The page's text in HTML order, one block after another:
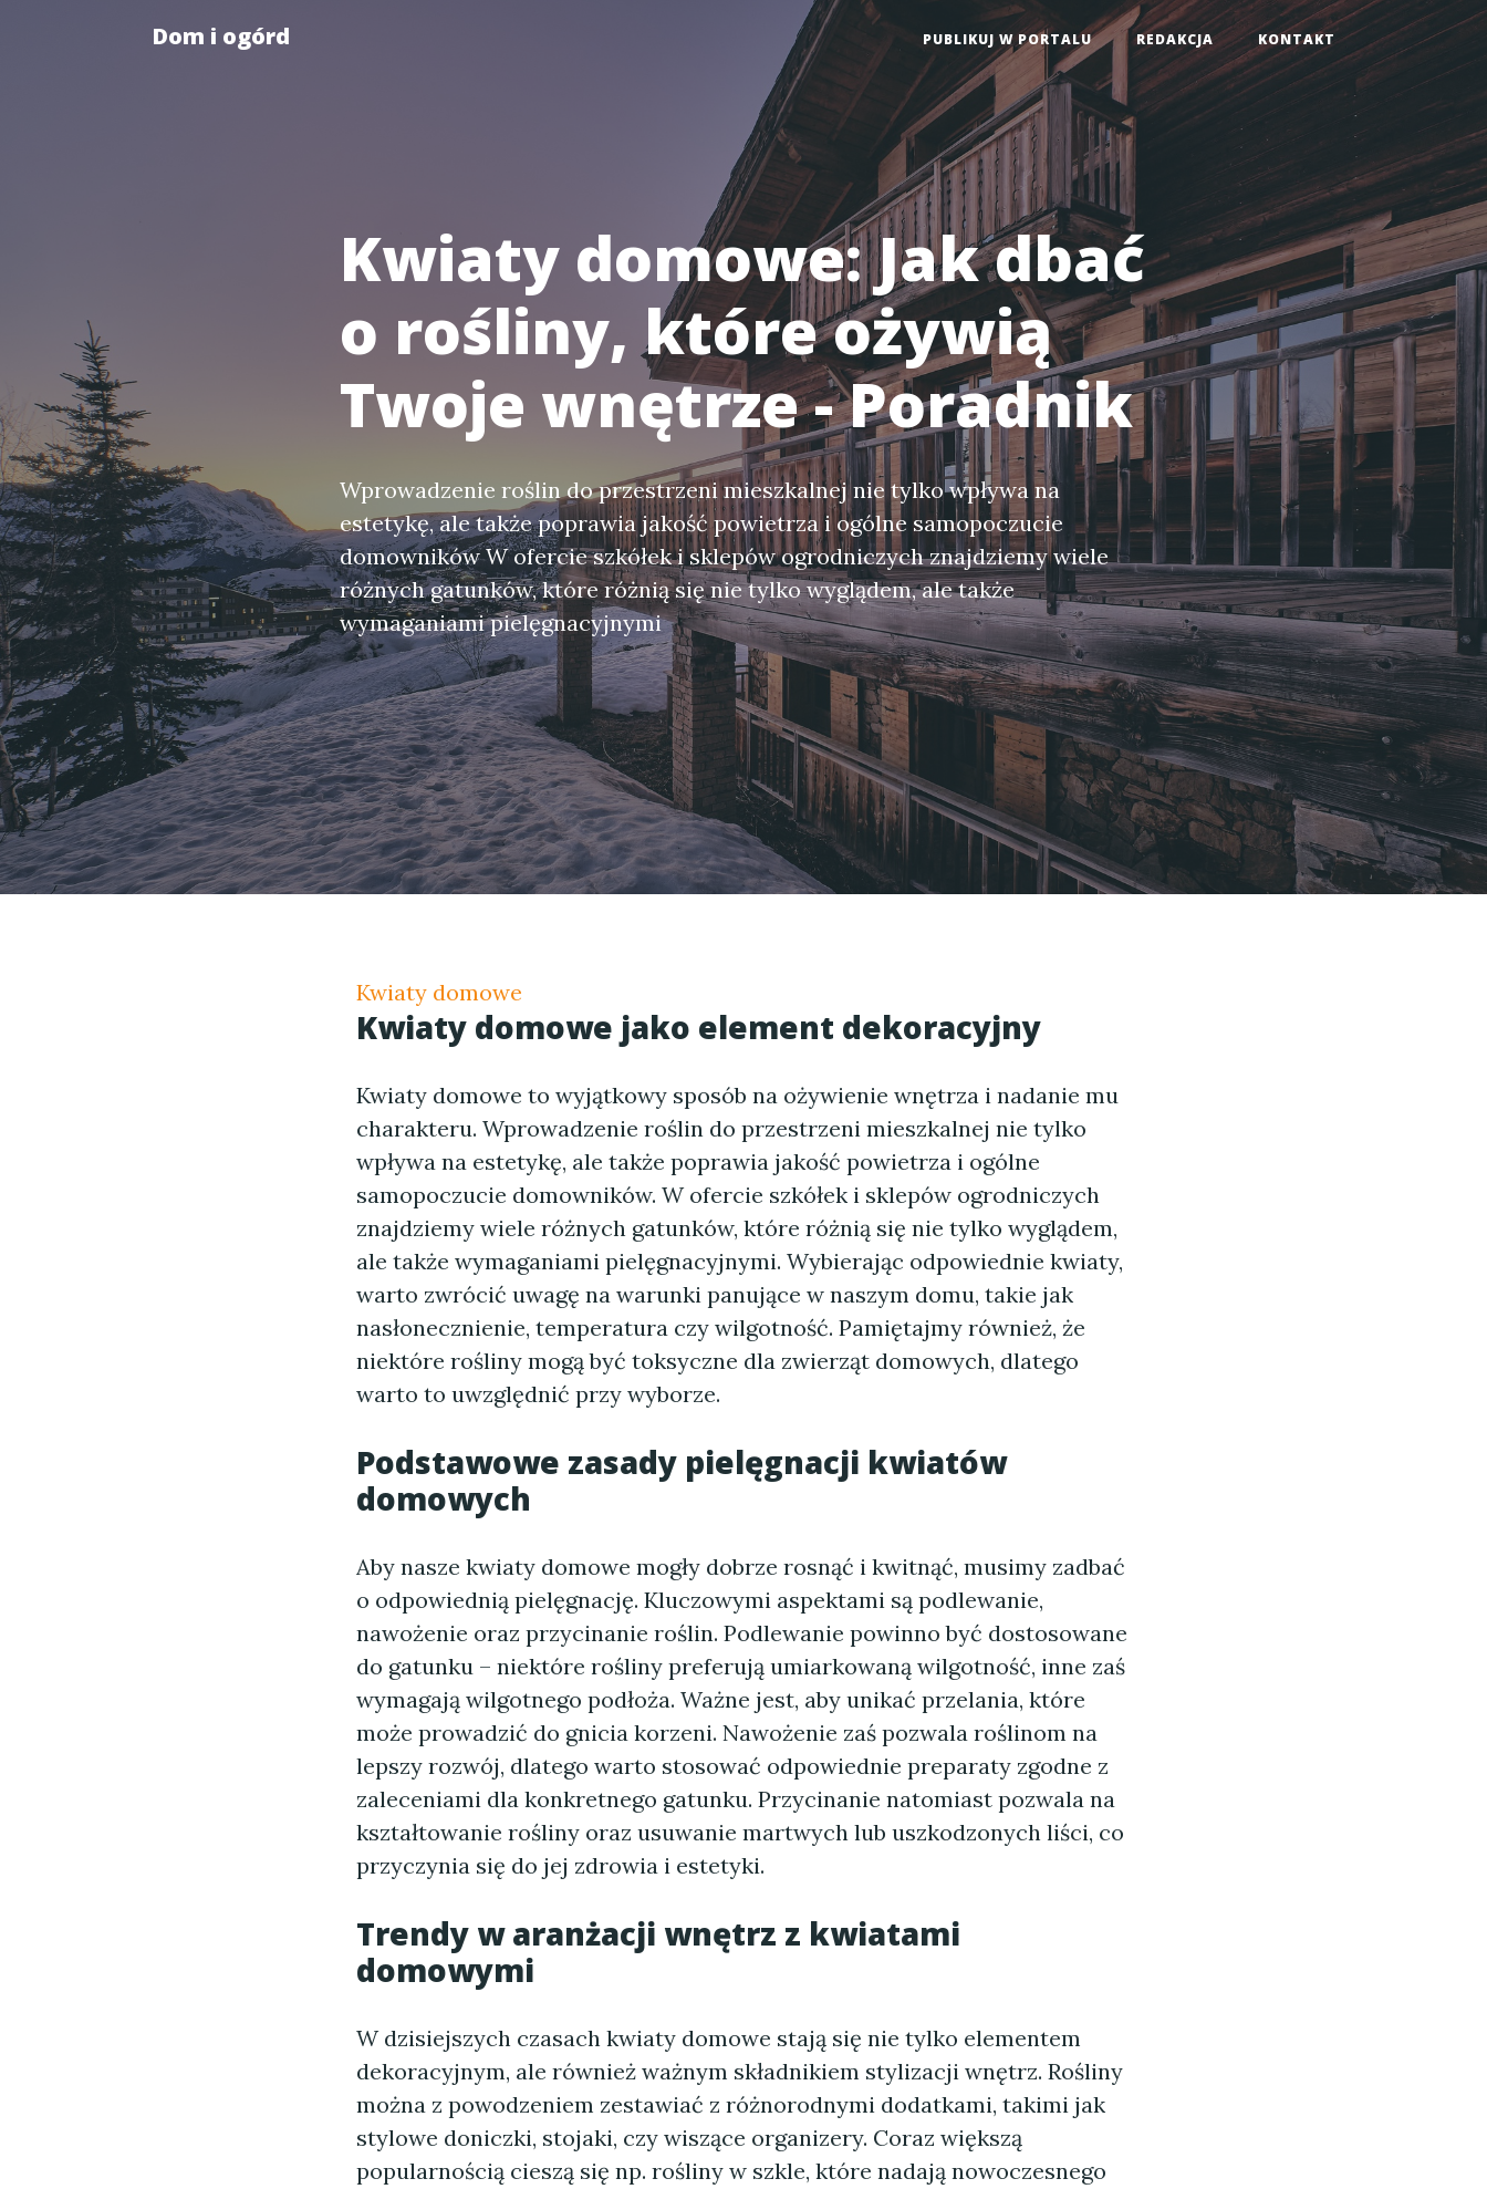
Dom i ogórd PUBLIKUJ W PORTALU REDAKCJA KONTAKT
Kwiaty domowe: Jak dbać
o rośliny, które ożywią
Twoje wnętrze - Poradnik
Wprowadzenie roślin do przestrzeni mieszkalnej nie tylko wpływa na
estetykę, ale także poprawia jakość powietrza i ogólne samopoczucie
domowników W ofercie szkółek i sklepów ogrodniczych znajdziemy wiele
różnych gatunków, które różnią się nie tylko wyglądem, ale także
wymaganiami pielęgnacyjnymi
Kwiaty domowe
Kwiaty domowe jako element dekoracyjny
Kwiaty domowe to wyjątkowy sposób na ożywienie wnętrza i nadanie mu
charakteru. Wprowadzenie roślin do przestrzeni mieszkalnej nie tylko
wpływa na estetykę, ale także poprawia jakość powietrza i ogólne
samopoczucie domowników. W ofercie szkółek i sklepów ogrodniczych
znajdziemy wiele różnych gatunków, które różnią się nie tylko wyglądem,
ale także wymaganiami pielęgnacyjnymi. Wybierając odpowiednie kwiaty,
warto zwrócić uwagę na warunki panujące w naszym domu, takie jak
nasłonecznienie, temperatura czy wilgotność. Pamiętajmy również, że
niektóre rośliny mogą być toksyczne dla zwierząt domowych, dlatego
warto to uwzględnić przy wyborze.
Podstawowe zasady pielęgnacji kwiatów
domowych
Aby nasze kwiaty domowe mogły dobrze rosnąć i kwitnąć, musimy zadbać
o odpowiednią pielęgnację. Kluczowymi aspektami są podlewanie,
nawożenie oraz przycinanie roślin. Podlewanie powinno być dostosowane
do gatunku – niektóre rośliny preferują umiarkowaną wilgotność, inne zaś
wymagają wilgotnego podłoża. Ważne jest, aby unikać przelania, które
może prowadzić do gnicia korzeni. Nawożenie zaś pozwala roślinom na
lepszy rozwój, dlatego warto stosować odpowiednie preparaty zgodne z
zaleceniami dla konkretnego gatunku. Przycinanie natomiast pozwala na
kształtowanie rośliny oraz usuwanie martwych lub uszkodzonych liści, co
przyczynia się do jej zdrowia i estetyki.
Trendy w aranżacji wnętrz z kwiatami
domowymi
W dzisiejszych czasach kwiaty domowe stają się nie tylko elementem
dekoracyjnym, ale również ważnym składnikiem stylizacji wnętrz. Rośliny
można z powodzeniem zestawiać z różnorodnymi dodatkami, takimi jak
stylowe doniczki, stojaki, czy wiszące organizery. Coraz większą
popularnością cieszą się np. rośliny w szkle, które nadają nowoczesnego